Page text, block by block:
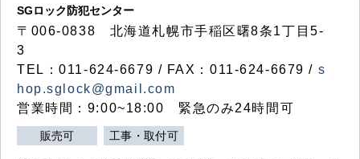
SGロック防犯センター
〒006-0838 北海道札幌市手稲区曙8条1丁目5-
3
TEL：011-624-6679 / FAX：011-624-6679 / s
hop.sglock@gmail.com
営業時間：9:00~18:00 緊急のみ24時間可
販売可 工事・取付可